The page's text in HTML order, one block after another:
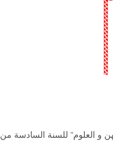
و العلوم'' للسنة السادسة من